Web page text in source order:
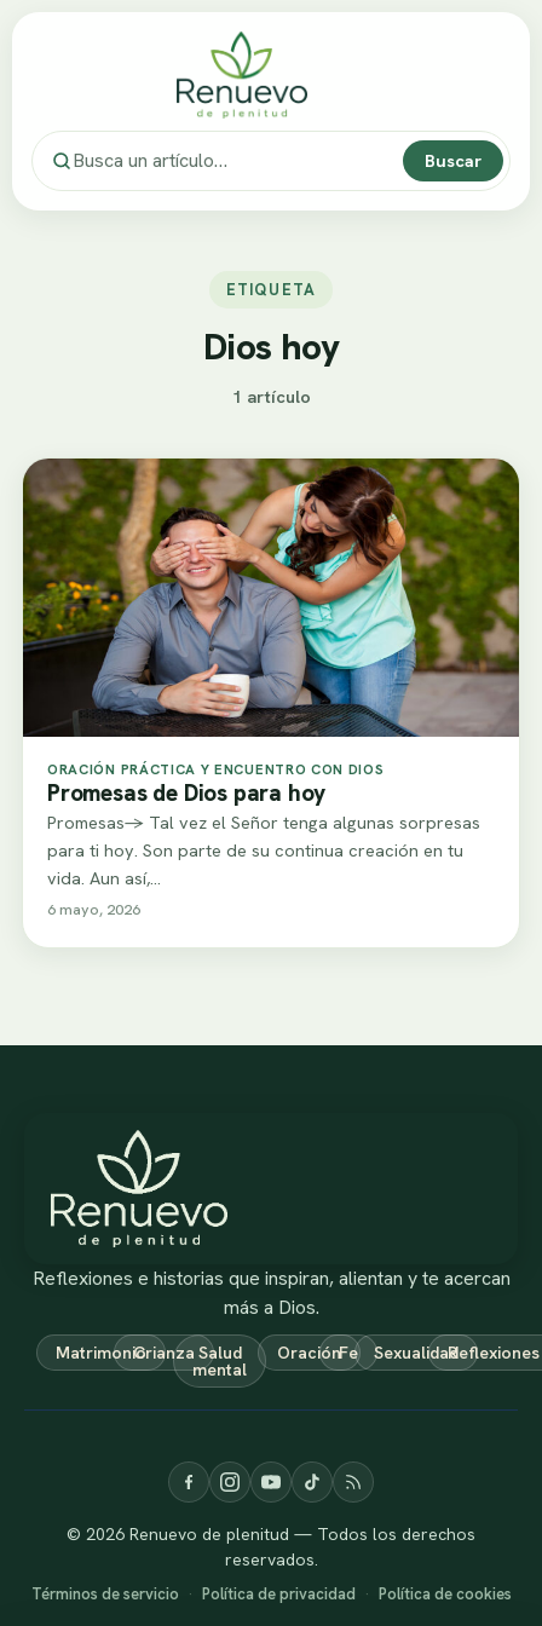
Buscar
ETIQUETA
Dios hoy
1 artículo
ORACIÓN PRÁCTICA Y ENCUENTRO CON DIOS
Promesas de Dios para hoy
Promesas-> Tal vez el Señor tenga algunas sorpresas
para ti hoy. Son parte de su continua creación en tu
vida. Aun así,…
6 mayo, 2026
Reflexiones e historias que inspiran, alientan y te acercan
más a Dios.
MatrimonioCrianza Salud
mental
OraciónFe SexualidadReflexiones
© 2026 Renuevo de plenitud — Todos los derechos
reservados.
Términos de servicio · Política de privacidad · Política de cookies